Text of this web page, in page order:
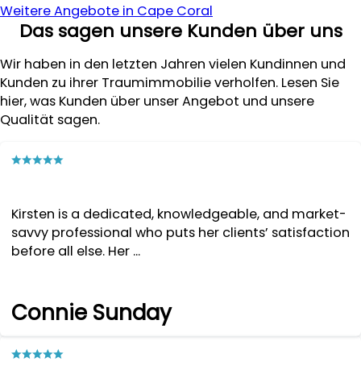
Weitere Angebote in Cape Coral
Das sagen unsere Kunden über uns
Wir haben in den letzten Jahren vielen Kundinnen und
Kunden zu ihrer Traumimmobilie verholfen. Lesen Sie
hier, was Kunden über unser Angebot und unsere
Qualität sagen.
Kirsten is a dedicated, knowledgeable, and market-
savvy professional who puts her clients’ satisfaction
before all else. Her ...
Connie Sunday